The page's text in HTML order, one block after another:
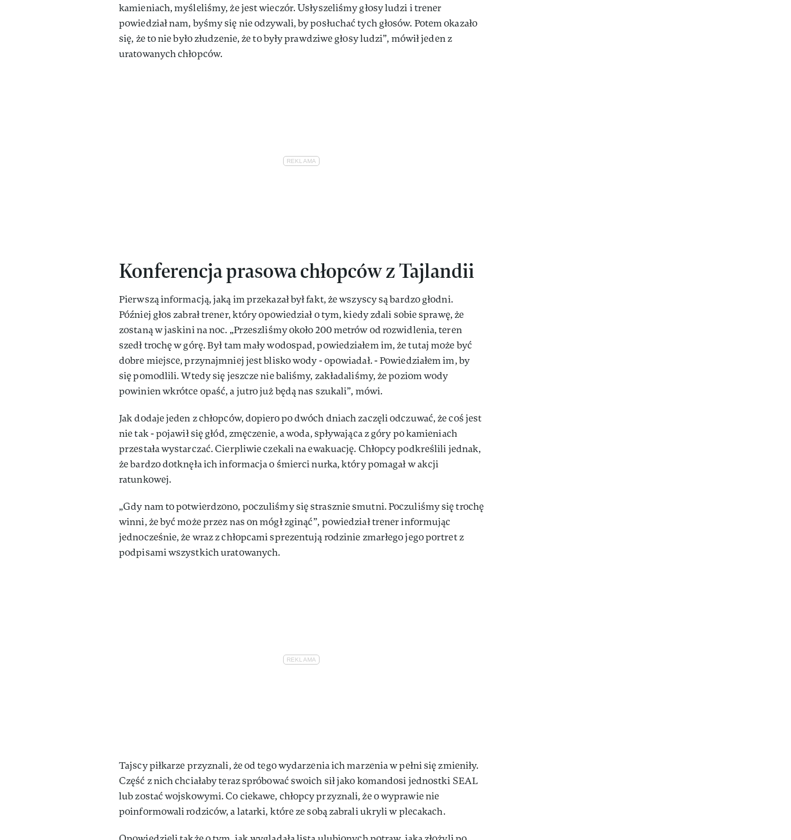
kamieniach, myśleliśmy, że jest wieczór. Usłyszeliśmy głosy ludzi i trener
powiedział nam, byśmy się nie odzywali, by posłuchać tych głosów. Potem okazało
się, że to nie było złudzenie, że to były prawdziwe głosy ludzi”, mówił jeden z
uratowanych chłopców.
Konferencja prasowa chłopców z Tajlandii
Pierwszą informacją, jaką im przekazał był fakt, że wszyscy są bardzo głodni.
Później głos zabrał trener, który opowiedział o tym, kiedy zdali sobie sprawę, że
zostaną w jaskini na noc. „Przeszliśmy około 200 metrów od rozwidlenia, teren
szedł trochę w górę. Był tam mały wodospad, powiedziałem im, że tutaj może być
dobre miejsce, przynajmniej jest blisko wody - opowiadał. - Powiedziałem im, by
się pomodlili. Wtedy się jeszcze nie baliśmy, zakładaliśmy, że poziom wody
powinien wkrótce opaść, a jutro już będą nas szukali”, mówi.
Jak dodaje jeden z chłopców, dopiero po dwóch dniach zaczęli odczuwać, że coś jest
nie tak - pojawił się głód, zmęczenie, a woda, spływająca z góry po kamieniach
przestała wystarczać. Cierpliwie czekali na ewakuację. Chłopcy podkreślili jednak,
że bardzo dotknęła ich informacja o śmierci nurka, który pomagał w akcji
ratunkowej.
„Gdy nam to potwierdzono, poczuliśmy się strasznie smutni. Poczuliśmy się trochę
winni, że być może przez nas on mógł zginąć”, powiedział trener informując
jednocześnie, że wraz z chłopcami sprezentują rodzinie zmarłego jego portret z
podpisami wszystkich uratowanych.
Tajscy piłkarze przyznali, że od tego wydarzenia ich marzenia w pełni się zmieniły.
Część z nich chciałaby teraz spróbować swoich sił jako komandosi jednostki SEAL
lub zostać wojskowymi. Co ciekawe, chłopcy przyznali, że o wyprawie nie
poinformowali rodziców, a latarki, które ze sobą zabrali ukryli w plecakach.